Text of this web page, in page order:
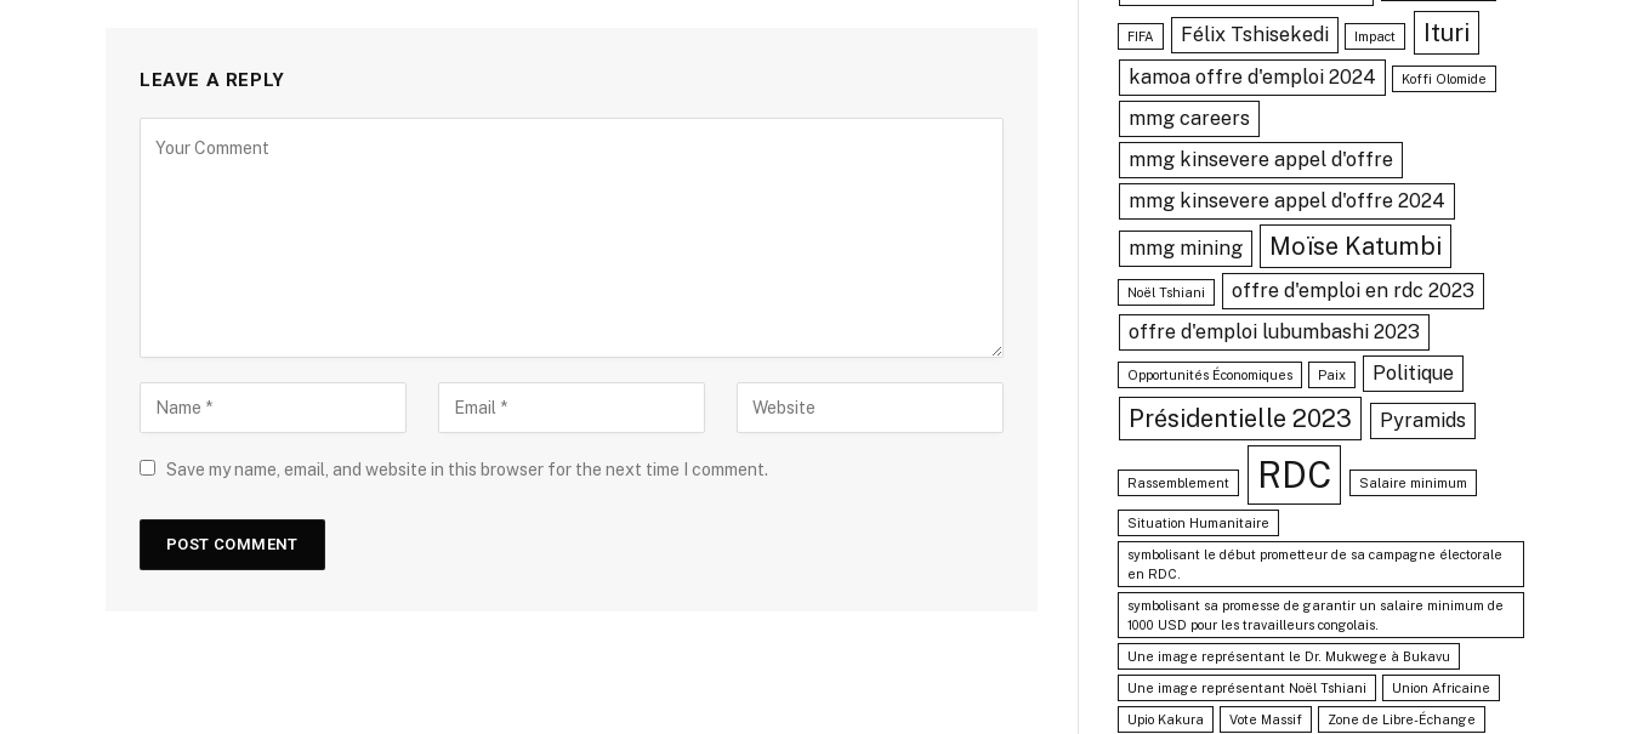
LEAVE A REPLY
Save my name, email, and website in this browser for the next time I comment.
FIFA Félix Tshisekedi Impact Ituri
kamoa offre d'emploi 2024 Koffi Olomide
mmg careers
mmg kinsevere appel d'offre
mmg kinsevere appel d'offre 2024
mmg mining Moïse Katumbi
Noël Tshiani
offre d'emploi en rdc 2023
offre d'emploi lubumbashi 2023
Opportunités Économiques Paix Politique
Présidentielle 2023 Pyramids
Rassemblement RDC Salaire minimum
Situation Humanitaire
symbolisant le début prometteur de sa campagne électorale
en RDC.
symbolisant sa promesse de garantir un salaire minimum de
1000 USD pour les travailleurs congolais.
Une image représentant le Dr. Mukwege à Bukavu
Une image représentant Noël Tshiani Union Africaine
Upio Kakura Vote Massif Zone de Libre-Échange